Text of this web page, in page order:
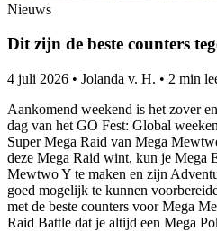
Nieuws
Dit zijn de beste counters
4 juli 2026 • Jolanda v. H. • 2 min
Aankomend weekend is het zover
dag van het GO Fest: Global
Super Mega Raid van Mega
deze Mega Raid wint, kun je Mega
Mewtwo Y te maken en zijn
goed mogelijk te kunnen
met de beste counters voor Mega
Raid Battle dat je altijd een Mega